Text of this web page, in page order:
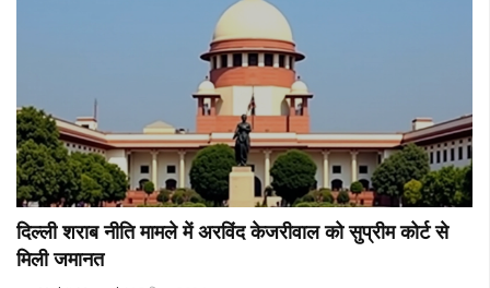
दिल्ली शराब नीति मामले में अरविंद केजरीवाल को सुप्रीम कोर्ट से
मिली जमानत